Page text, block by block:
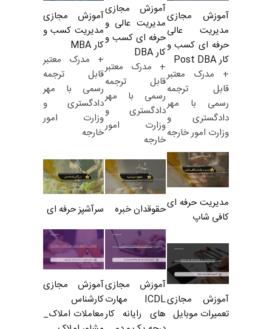
آموزش مجازی
مدیریت عالی
حرفه ای کسب و
کار Post DBA
+ مدرک معتبر
قابل ترجمه
رسمی با مهر
دادگستری و
وزارت امور خارجه
آموزش مجازی
مدیریت عالی و
حرفه ای کسب و
کار DBA
+ مدرک معتبر
قابل ترجمه
رسمی با مهر
دادگستری و
وزارت امور
خارجه
آموزش مجازی
مدیریت کسب و
کار MBA
+ مدرک معتبر
قابل ترجمه
رسمی با مهر
دادگستری و
وزارت امور
خارجه
مدیریت حرفه ای
کافی شاپ
حقوقدان خبره سرآشپز حرفه ای
آموزش مجازی
تعمیرات موبایل
آموزش مجازی
ICDL مهارت
های رایانه کار
آموزش مجازی
کارشناس
معاملات املاک_